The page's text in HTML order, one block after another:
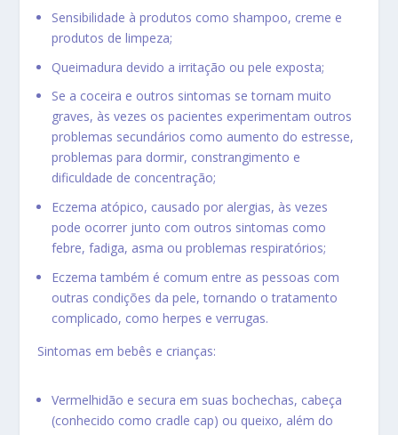
Sensibilidade à produtos como shampoo, creme e
produtos de limpeza;
Queimadura devido a irritação ou pele exposta;
Se a coceira e outros sintomas se tornam muito
graves, às vezes os pacientes experimentam outros
problemas secundários como aumento do estresse,
problemas para dormir, constrangimento e
dificuldade de concentração;
Eczema atópico, causado por alergias, às vezes
pode ocorrer junto com outros sintomas como
febre, fadiga, asma ou problemas respiratórios;
Eczema também é comum entre as pessoas com
outras condições da pele, tornando o tratamento
complicado, como herpes e verrugas.
Sintomas em bebês e crianças:
Vermelhidão e secura em suas bochechas, cabeça
(conhecido como cradle cap) ou queixo, além do